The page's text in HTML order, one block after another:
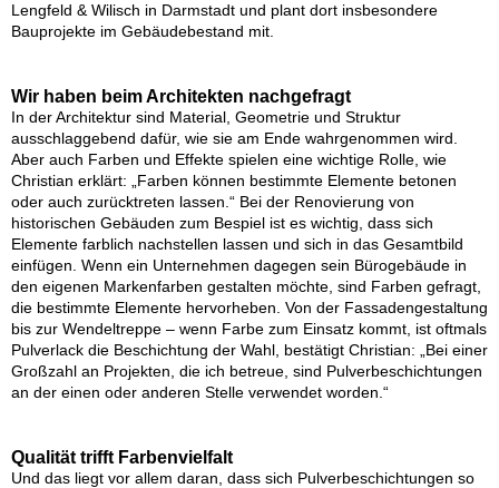
Lengfeld & Wilisch in Darmstadt und plant dort insbesondere
Bauprojekte im Gebäudebestand mit.
Wir haben beim Architekten nachgefragt
In der Architektur sind Material, Geometrie und Struktur
ausschlaggebend dafür, wie sie am Ende wahrgenommen wird.
Aber auch Farben und Effekte spielen eine wichtige Rolle, wie
Christian erklärt: „Farben können bestimmte Elemente betonen
oder auch zurücktreten lassen.“ Bei der Renovierung von
historischen Gebäuden zum Bespiel ist es wichtig, dass sich
Elemente farblich nachstellen lassen und sich in das Gesamtbild
einfügen. Wenn ein Unternehmen dagegen sein Bürogebäude in
den eigenen Markenfarben gestalten möchte, sind Farben gefragt,
die bestimmte Elemente hervorheben. Von der Fassadengestaltung
bis zur Wendeltreppe – wenn Farbe zum Einsatz kommt, ist oftmals
Pulverlack die Beschichtung der Wahl, bestätigt Christian: „Bei einer
Großzahl an Projekten, die ich betreue, sind Pulverbeschichtungen
an der einen oder anderen Stelle verwendet worden.“
Qualität trifft Farbenvielfalt
Und das liegt vor allem daran, dass sich Pulverbeschichtungen so